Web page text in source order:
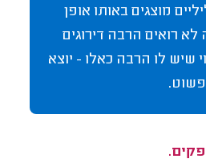
מוצגים באותו אופן
לא רואים הרבה דירוגים
שיש לו הרבה כאלו - יוצא